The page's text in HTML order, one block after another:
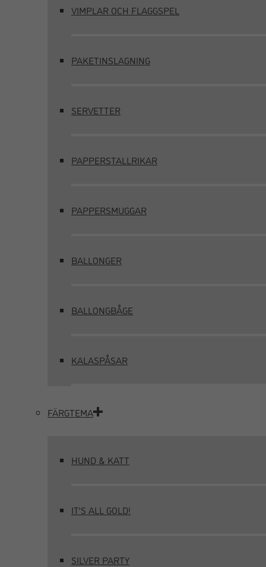
VIMPLAR OCH FLAGGSPEL
PAKETINSLAGNING
SERVETTER
PAPPERSTALLRIKAR
PAPPERSMUGGAR
BALLONGER
BALLONGBÅGE
KALASPÅSAR
FÄRGTEMA
HUND & KATT
IT’S ALL GOLD!
SILVER PARTY